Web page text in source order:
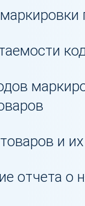
и
отчета о